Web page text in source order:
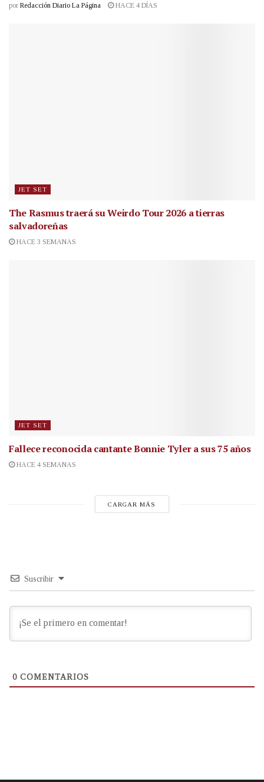
por Redacción Diario La Página HACE 4 DÍAS
JET SET
The Rasmus traerá su Weirdo Tour 2026 a tierras
salvadoreñas
HACE 3 SEMANAS
JET SET
Fallece reconocida cantanteBonnie Tyler a sus 75 años
HACE 4 SEMANAS
CARGAR MÁS
Suscribir
0 COMENTARIOS